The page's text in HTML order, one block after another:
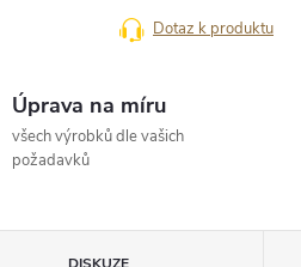
Dotaz k produktu
Úprava na míru
všech výrobků dle vašich
požadavků